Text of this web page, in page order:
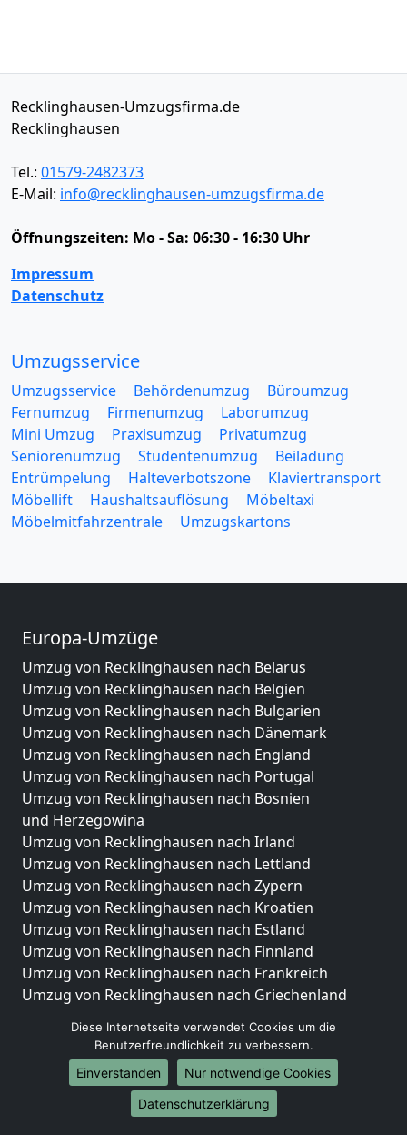
Recklinghausen-Umzugsfirma.de
Recklinghausen
Tel.: 01579-2482373
E-Mail: info@recklinghausen-umzugsfirma.de
Öffnungszeiten: Mo - Sa: 06:30 - 16:30 Uhr
Impressum
Datenschutz
Umzugsservice
Umzugsservice Behördenumzug
Büroumzug
Fernumzug
Firmenumzug
Laborumzug
Mini Umzug
Praxisumzug
Privatumzug
Seniorenumzug
Studentenumzug
Beiladung
Entrümpelung
Halteverbotszone
Klaviertransport
Möbellift
Haushaltsauflösung
Möbeltaxi
Möbelmitfahrzentrale
Umzugskartons
Europa-Umzüge
Umzug von Recklinghausen nach Belarus
Umzug von Recklinghausen nach Belgien
Umzug von Recklinghausen nach Bulgarien
Umzug von Recklinghausen nach Dänemark
Umzug von Recklinghausen nach England
Umzug von Recklinghausen nach Portugal
Umzug von Recklinghausen nach Bosnien
und Herzegowina
Umzug von Recklinghausen nach Irland
Umzug von Recklinghausen nach Lettland
Umzug von Recklinghausen nach Zypern
Umzug von Recklinghausen nach Kroatien
Umzug von Recklinghausen nach Estland
Umzug von Recklinghausen nach Finnland
Umzug von Recklinghausen nach Frankreich
Umzug von Recklinghausen nach Griechenland
Umzug von Recklinghausen nach Liechtenstein
Umzug von Recklinghausen nach Luxemburg
Umzug von Recklinghausen nach Niederlande
Umzug von Recklinghausen nach Norwegen
Diese Internetseite verwendet Cookies um die
Benutzerfreundlichkeit zu verbessern.
Einverstanden
Nur notwendige Cookies
Datenschutzerklärung